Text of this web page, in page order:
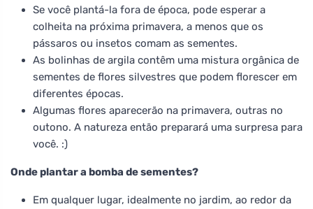
Se você plantá-la fora de época, pode esperar a
colheita na próxima primavera, a menos que os
pássaros ou insetos comam as sementes.
As bolinhas de argila contêm uma mistura orgânica de
sementes de flores silvestres que podem florescer em
diferentes épocas.
Algumas flores aparecerão na primavera, outras no
outono. A natureza então preparará uma surpresa para
você. :)
Onde plantar a bomba de sementes?
Em qualquer lugar, idealmente no jardim, ao redor da